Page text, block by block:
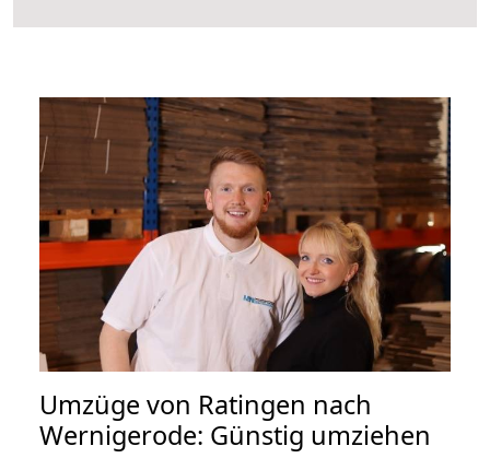
Umzüge von Ratingen nach
Wernigerode: Günstig umziehen